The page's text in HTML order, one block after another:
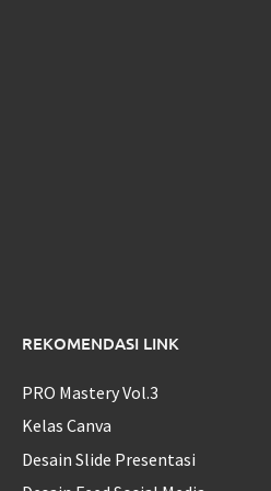
REKOMENDASI LINK
PRO Mastery Vol.3
Kelas Canva
Desain Slide Presentasi